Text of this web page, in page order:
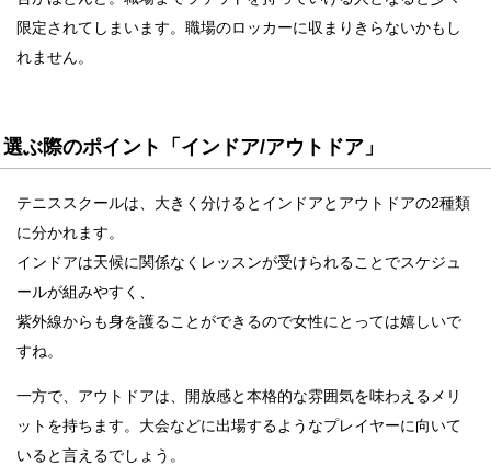
限定されてしまいます。職場のロッカーに収まりきらないかもし
れません。
選ぶ際のポイント「インドア/アウトドア」
テニススクールは、大きく分けるとインドアとアウトドアの2種類
に分かれます。
インドアは天候に関係なくレッスンが受けられることでスケジュ
ールが組みやすく、
紫外線からも身を護ることができるので女性にとっては嬉しいで
すね。
一方で、アウトドアは、開放感と本格的な雰囲気を味わえるメリ
ットを持ちます。大会などに出場するようなプレイヤーに向いて
いると言えるでしょう。